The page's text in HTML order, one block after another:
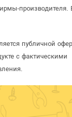
производителя.
публичной
с фактическими